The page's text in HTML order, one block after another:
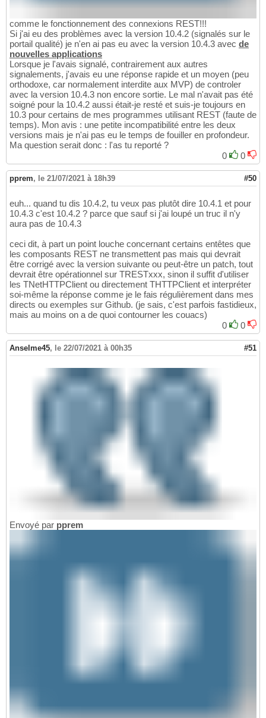
comme le fonctionnement des connexions REST!!!
Si j'ai eu des problèmes avec la version 10.4.2 (signalés sur le
portail qualité) je n'en ai pas eu avec la version 10.4.3 avec de
nouvelles applications
Lorsque je l'avais signalé, contrairement aux autres
signalements, j'avais eu une réponse rapide et un moyen (peu
orthodoxe, car normalement interdite aux MVP) de controler
avec la version 10.4.3 non encore sortie. Le mal n'avait pas été
soigné pour la 10.4.2 aussi était-je resté et suis-je toujours en
10.3 pour certains de mes programmes utilisant REST (faute de
temps). Mon avis : une petite incompatibilité entre les deux
versions mais je n'ai pas eu le temps de fouiller en profondeur.
Ma question serait donc : l'as tu reporté ?
0
0
pprem, le 21/07/2021 à 18h39 #50
euh... quand tu dis 10.4.2, tu veux pas plutôt dire 10.4.1 et pour
10.4.3 c'est 10.4.2 ? parce que sauf si j'ai loupé un truc il n'y
aura pas de 10.4.3
ceci dit, à part un point louche concernant certains entêtes que
les composants REST ne transmettent pas mais qui devrait
être corrigé avec la version suivante ou peut-être un patch, tout
devrait être opérationnel sur TRESTxxx, sinon il suffit d'utiliser
les TNetHTTPClient ou directement THTTPClient et interpréter
soi-même la réponse comme je le fais régulièrement dans mes
directs ou exemples sur Github. (je sais, c'est parfois fastidieux,
mais au moins on a de quoi contourner les couacs)
0
0
Anselme45, le 22/07/2021 à 00h35 #51
Envoyé par pprem